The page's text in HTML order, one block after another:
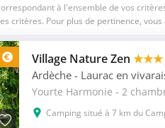
à l'ensemble de vos
critères. Pour plus de pertinence,
Village Nature Zen ★★★
Ardèche - Laurac en
Camping situé à 7 km du